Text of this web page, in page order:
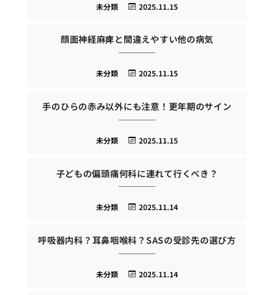
2025.11.15
未分類
顔面神経麻痺と間違えやすい他の病気
2025.11.15
未分類
手のひらの赤み以外にも注意！更年期のサイン
2025.11.15
未分類
子どもの偏頭痛何科に連れて行くべき？
2025.11.14
未分類
呼吸器内科？耳鼻咽喉科？SASの受診先の選び方
2025.11.14
未分類